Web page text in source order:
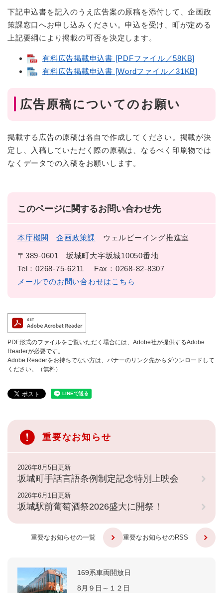
下記申込書を記入のうえ広告案の原稿を添付して、企画政
策課窓口へお申し込みください。申込を受け、町が定める
上記要綱により掲載の可否を決定します。
有料広告掲載申込書 [PDFファイル／58KB]
有料広告掲載申込書 [Wordファイル／31KB]
広告原稿についてのお願い
掲載する広告の原稿は各自で作成してください。掲載が決
定し、入稿していただく際の原稿は、なるべく印刷物では
なくデータでの入稿をお願いします。
このページに関するお問い合わせ先
本庁機関 企画政策課 ウェルビーイング推進室
〒389-0601
坂城町大字坂城10050番地
Tel：0268-75-6211
Fax：0268-82-8307
メールでのお問い合わせはこちら
PDF形式のファイルをご覧いただく場合には、Adobe社が提供するAdobe
Readerが必要です。
Adobe Readerをお持ちでない方は、バナーのリンク先からダウンロードして
ください。（無料）
重要なお知らせ
2026年8月5日更新
坂城町手話言語条例制定記念特別上映会
2026年6月1日更新
坂城駅前葡萄酒祭2026盛大に開祭！
重要なお知らせの一覧 重要なお知らせのRSS
169系車両開放日
8月９日～１２日